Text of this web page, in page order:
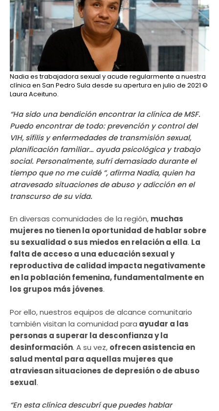
Nadia es trabajadora sexual y acude regularmente a nuestra
clínica en San Pedro Sula desde su apertura en julio de 2021 ©
Laura Aceituno.
“Ha sido una bendición encontrar la clínica de MSF.
Puedo encontrar de todo: prevención y control del
VIH, sífilis y enfermedades de transmisión sexual,
planificación familiar… ayuda psicológica y trabajo
social. Personalmente, sufrí demasiado durante el
tiempo que no me cuidé ”, afirma Nadia, quien ha
atravesado situaciones de abuso y adicción en el
transcurso de su vida.
En diversas comunidades de la región, muchas
mujeres no tienen la oportunidad de hablar sobre
su sexualidad o sus miedos en relación a ella. La
falta de acceso a una educación sexual y
reproductiva de calidad impacta negativamente
en la población femenina, fundamentalmente en
los grupos más jóvenes.
Por ello, nuestros equipos de alcance comunitario
también visitan la comunidad para ayudar a las
personas a superar la desconfianza y la
desinformación. A su vez, ofrecen asistencia en
salud mental para aquellas mujeres que
atraviesan situaciones de depresión o de abuso
sexual.
“En esta clínica descubrí que puedes hablar